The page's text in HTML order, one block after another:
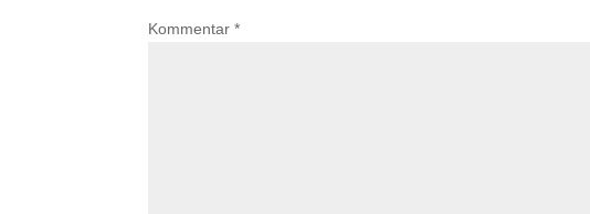
Kommentar*